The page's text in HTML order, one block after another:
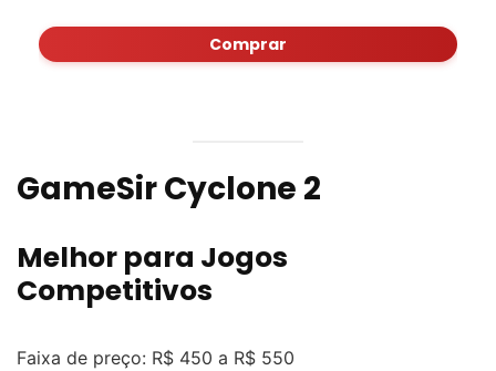
Comprar
GameSir Cyclone 2
Melhor para Jogos
Competitivos
Faixa de preço: R$ 450 a R$ 550